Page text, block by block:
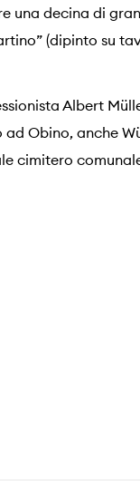
una decina di
(dipinto su
Albert
Obino, anche
cimitero